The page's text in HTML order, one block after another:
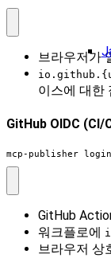
브라우저가
이스에 대한
GitHub OIDC (CI/
mcp-publisher
GitHub
워크플로에
브라우저 상